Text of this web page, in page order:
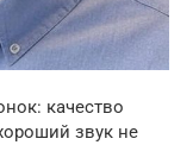
качество
звук не